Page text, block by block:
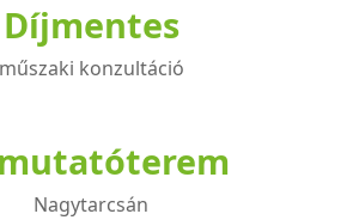
Díjmentes
műszaki konzultáció
Nagytarcsán